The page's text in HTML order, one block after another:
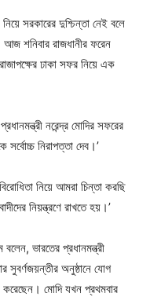
নিয়ে সরকারের দুশ্চিন্তা নেই বলে
আজ শনিবার রাজধানীর ফরেন
রাজাপক্ষের ঢাকা সফর নিয়ে এক
নরেন্দ্র মোদির সফরের
সর্বোচ্চ নিরাপত্তা দেব।’
নিয়ে আমরা চিন্তা করছি
নিয়ন্ত্রণে রাখতে হয়।’
বলেন, ভারতের প্রধানমন্ত্রী
সুবর্ণজয়ন্তীর অনুষ্ঠানে যোগ
মোদি যখন প্রথমবার